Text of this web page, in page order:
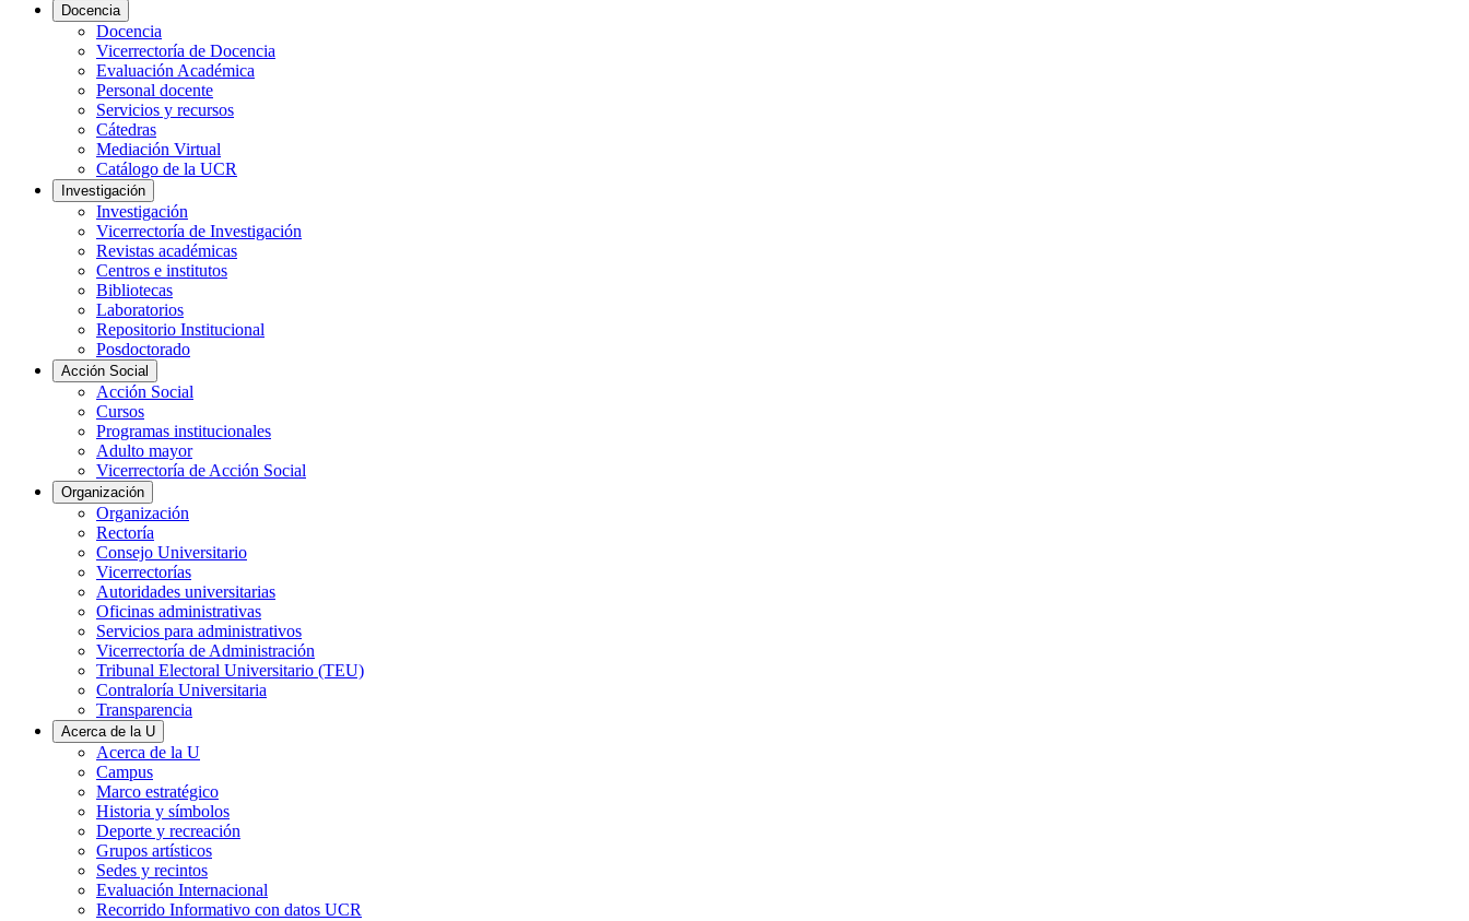
Docencia
Docencia
Vicerrectoría de Docencia
Evaluación Académica
Personal docente
Servicios y recursos
Cátedras
Mediación Virtual
Catálogo de la UCR
Investigación
Investigación
Vicerrectoría de Investigación
Revistas académicas
Centros e institutos
Bibliotecas
Laboratorios
Repositorio Institucional
Posdoctorado
Acción Social
Acción Social
Cursos
Programas institucionales
Adulto mayor
Vicerrectoría de Acción Social
Organización
Organización
Rectoría
Consejo Universitario
Vicerrectorías
Autoridades universitarias
Oficinas administrativas
Servicios para administrativos
Vicerrectoría de Administración
Tribunal Electoral Universitario (TEU)
Contraloría Universitaria
Transparencia
Acerca de la U
Acerca de la U
Campus
Marco estratégico
Historia y símbolos
Deporte y recreación
Grupos artísticos
Sedes y recintos
Evaluación Internacional
Recorrido Informativo con datos UCR